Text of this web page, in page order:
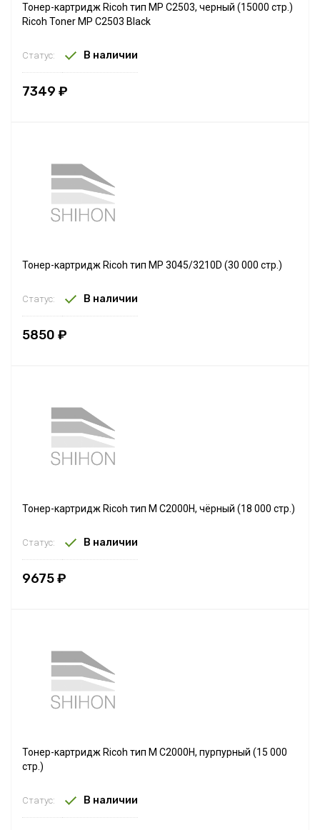
Тонер-картридж Ricoh тип MP C2503, черный (15000 стр.)
Ricoh Toner MP C2503 Black
Статус: В наличии
7349 ₽
Тонер-картридж Ricoh тип MP 3045/3210D (30 000 стр.)
Статус: В наличии
5850 ₽
Тонер-картридж Ricoh тип M C2000H, чёрный (18 000 стр.)
Статус: В наличии
9675 ₽
Тонер-картридж Ricoh тип M C2000H, пурпурный (15 000
стр.)
Статус: В наличии